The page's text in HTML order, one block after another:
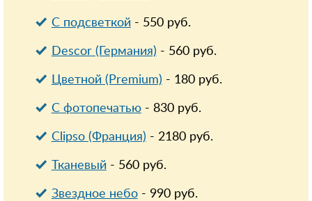
С подсветкой- 550руб.
Descor (Германия) - 560руб.
Цветной (Premium) - 180руб.
С фотопечатью- 830руб.
Clipso (Франция) - 2180руб.
Тканевый- 560руб.
Звездное небо- 990руб.